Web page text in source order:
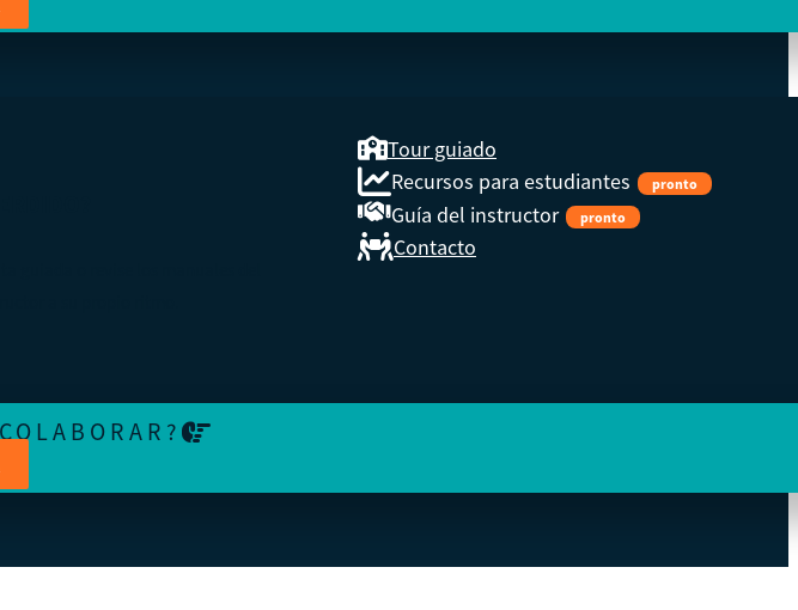
Tour guiado
Recursos para estudiantes
pronto
Guía del instructor pronto
Contacto